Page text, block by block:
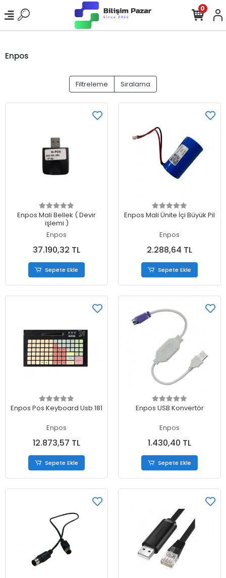
0
Enpos
Filtreleme Sıralama
Sepete Ekle
Enpos Mali Bellek ( Devir
işlemi )
Enpos
37.190,32 TL
Sepete Ekle
Sepete Ekle
Enpos Mali Ünite İçi Büyük Pil
Enpos
2.288,64 TL
Sepete Ekle
Sepete Ekle
Enpos Pos Keyboard Usb 181
Enpos
12.873,57 TL
Sepete Ekle
Sepete Ekle
Enpos USB Konvertör
Enpos
1.430,40 TL
Sepete Ekle